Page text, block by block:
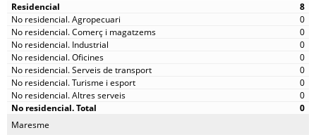
8
0
0
0
0
0
0
0
0
Maresme